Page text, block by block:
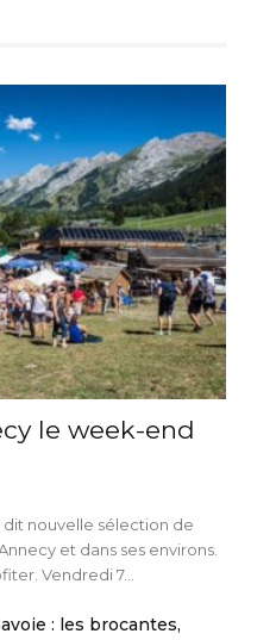
le week-end
nouvelle sélection de
et dans ses environs.
Vendredi 7...
: les brocantes,